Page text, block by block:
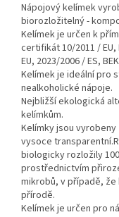
Nápojový kelímek
biorozložitelný -
Kelímek je určen k
certifikát10/2011 /
EU, 2023/2006 / ES,
Kelímek je ideální pro
nealkoholické nápoje.
Nejbližší ekologická
kelímkům.
Kelímky jsou
vysoce transparentní.
biologicky rozložily
prostřednictvím
mikrobů, v případě,
přírodě.
Kelímek je určen pro